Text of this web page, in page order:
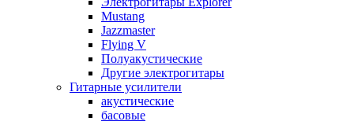
Mustang
Jazzmaster
Flying V
Полуакустические
Другие электрогитары
Гитарные усилители
акустические
басовые